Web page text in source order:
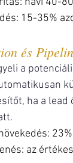
15-35%
és
a
ha a
az